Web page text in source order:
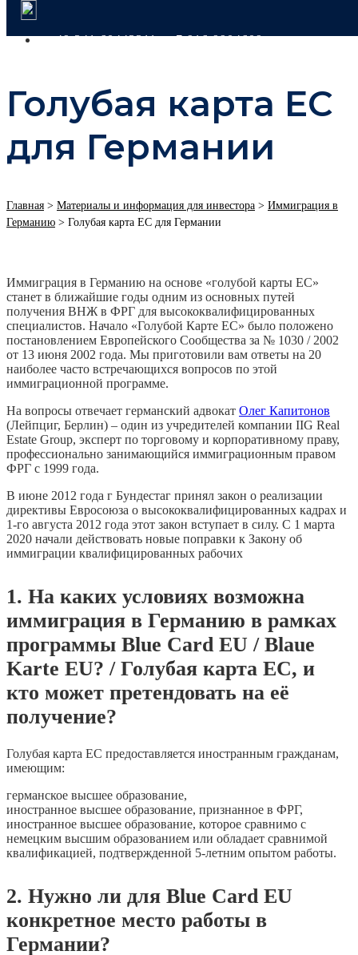
+49 341 60443311 +7 916 9904609
Голубая карта ЕС
для Германии
Главная > Материалы и информация для инвестора > Иммиграция в
Германию > Голубая карта ЕС для Германии
Иммиграция в Германию на основе «голубой карты ЕС»
станет в ближайшие годы одним из основных путей
получения ВНЖ в ФРГ для высококвалифицированных
специалистов. Начало «Голубой Карте ЕС» было положено
постановлением Европейского Сообщества за № 1030 / 2002
от 13 июня 2002 года. Мы приготовили вам ответы на 20
наиболее часто встречающихся вопросов по этой
иммиграционной программе.
На вопросы отвечает германский адвокат Олег Капитонов
(Лейпциг, Берлин) – один из учредителей компании IIG Real
Estate Group, эксперт по торговому и корпоративному праву,
профессионально занимающийся иммиграционным правом
ФРГ с 1999 года.
В июне 2012 года г Бундестаг принял закон о реализации
директивы Евросоюза о высококвалифицированных кадрах и
1-го августа 2012 года этот закон вступает в силу. С 1 марта
2020 начали действовать новые поправки к Закону об
иммиграции квалифицированных рабочих
1. На каких условиях возможна
иммиграция в Германию в рамках
программы Blue Card EU / Blaue
Karte EU? / Голубая карта ЕС, и
кто может претендовать на её
получение?
Голубая карта ЕС предоставляется иностранным гражданам,
имеющим:
германское высшее образование,
иностранное высшее образование, признанное в ФРГ,
иностранное высшее образование, которое сравнимо с
немецким высшим образованием или обладает сравнимой
квалификацией, подтвержденной 5-летним опытом работы.
2. Нужно ли для Blue Card EU
конкретное место работы в
Германии?